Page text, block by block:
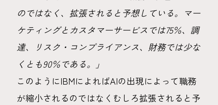
のではなく、拡張されると予想している。マー
ケティングとカスタマーサービスでは75％、調
達、リスク・コンプライアンス、財務では少な
くとも90％である。」
このようにIBMによればAIの出現によって職務
が縮小されるのではなくむしろ拡張されると予